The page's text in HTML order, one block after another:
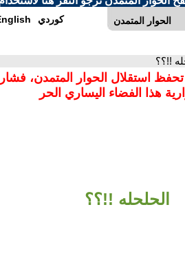
الحوار المتمدن كوردي
!!؟؟
تحفظ استقلال الحوار المتمدن،
هذا الفضاء اليساري الحر
الحلحله !!؟؟